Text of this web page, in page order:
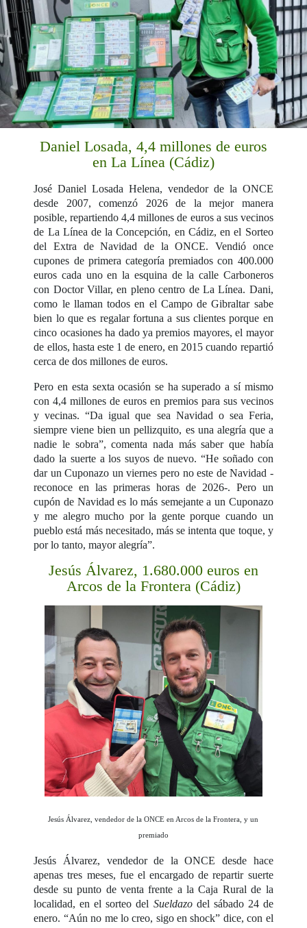
Daniel Losada, 4,4 millones de euros
en La Línea (Cádiz)
José Daniel Losada Helena, vendedor de la ONCE
desde 2007, comenzó 2026 de la mejor manera
posible, repartiendo 4,4 millones de euros a sus vecinos
de La Línea de la Concepción, en Cádiz, en el Sorteo
del Extra de Navidad de la ONCE. Vendió once
cupones de primera categoría premiados con 400.000
euros cada uno en la esquina de la calle Carboneros
con Doctor Villar, en pleno centro de La Línea. Dani,
como le llaman todos en el Campo de Gibraltar sabe
bien lo que es regalar fortuna a sus clientes porque en
cinco ocasiones ha dado ya premios mayores, el mayor
de ellos, hasta este 1 de enero, en 2015 cuando repartió
cerca de dos millones de euros.
Pero en esta sexta ocasión se ha superado a sí mismo
con 4,4 millones de euros en premios para sus vecinos
y vecinas. “Da igual que sea Navidad o sea Feria,
siempre viene bien un pellizquito, es una alegría que a
nadie le sobra”, comenta nada más saber que había
dado la suerte a los suyos de nuevo. “He soñado con
dar un Cuponazo un viernes pero no este de Navidad -
reconoce en las primeras horas de 2026-. Pero un
cupón de Navidad es lo más semejante a un Cuponazo
y me alegro mucho por la gente porque cuando un
pueblo está más necesitado, más se intenta que toque, y
por lo tanto, mayor alegría”.
Jesús Álvarez, 1.680.000 euros en
Arcos de la Frontera (Cádiz)
Jesús Álvarez, vendedor de la ONCE en Arcos de la Frontera, y un
premiado
Jesús Álvarez, vendedor de la ONCE desde hace
apenas tres meses, fue el encargado de repartir suerte
desde su punto de venta frente a la Caja Rural de la
localidad, en el sorteo del Sueldazodel sábado 24 de
enero. “Aún no me lo creo, sigo en shock” dice, con el